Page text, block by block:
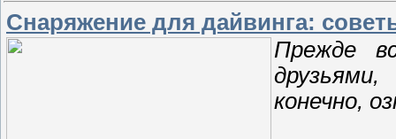
Снаряжение для дайвинга:
Прежде
конечно,